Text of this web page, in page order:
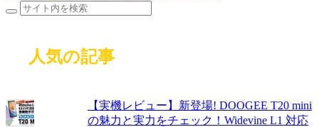
人気の記事
【実機レビュー】新登場! DOOGEE T20 mini
の魅力と実力をチェック！Widevine L1 対応